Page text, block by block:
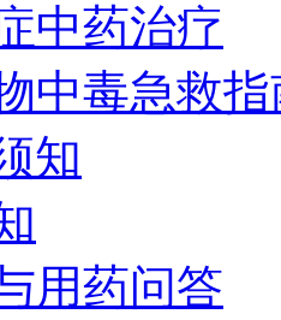
中药治疗
中毒急救指
知
用药问答